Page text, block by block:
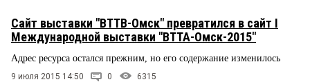
Cайт выставки "ВТТВ-Омск" превратился в сайт I
Международной выставки "ВТТА-Омск-2015"
Адрес ресурса остался прежним, но его содержание изменилось
9 июля 2015 14:50 0 6315